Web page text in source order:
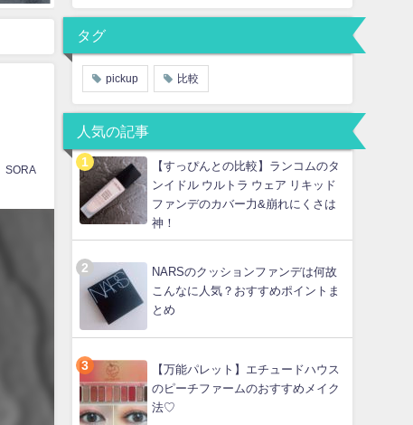
SORA
タグ
pickup 比較
人気の記事
【すっぴんとの比較】ランコムのタ
ンイドル ウルトラ ウェア リキッド
ファンデのカバー力&崩れにくさは
神！
NARSのクッションファンデは何故
こんなに人気？おすすめポイントま
とめ
【万能パレット】エチュードハウス
のピーチファームのおすすめメイク
法♡